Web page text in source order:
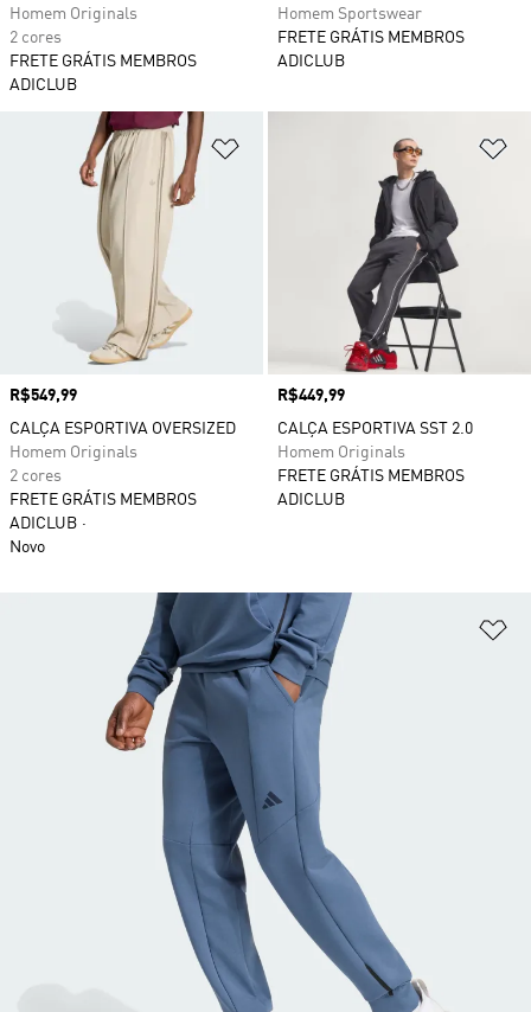
Homem Originals
2 cores
FRETE GRÁTIS MEMBROS
ADICLUB
Homem Sportswear
FRETE GRÁTIS MEMBROS
ADICLUB
Adicionar à Lista de Desejos
Preço
R$549,99
CALÇA ESPORTIVA OVERSIZED
Homem Originals
2 cores
FRETE GRÁTIS MEMBROS
ADICLUB
Novo
Preço
R$449,99
CALÇA ESPORTIVA SST 2.0
Homem Originals
FRETE GRÁTIS MEMBROS
ADICLUB